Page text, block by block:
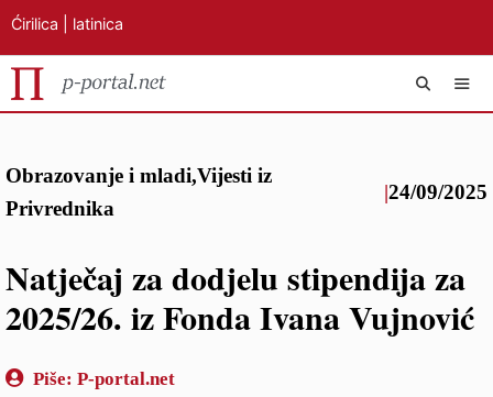
Ćirilica latinica
Obrazovanje i mladi,Vijesti iz
Privrednika
|24/09/2025
Natječaj za dodjelu stipendija za
2025/26. iz Fonda Ivana Vujnović
Piše: P-portal.net